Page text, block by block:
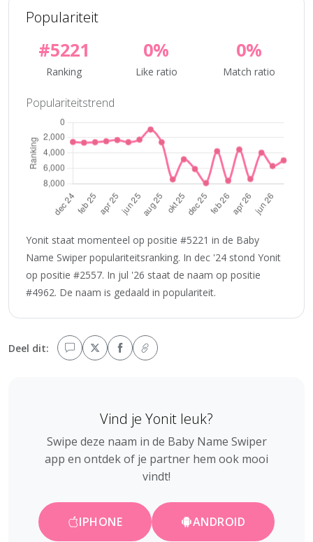
Populariteit
#5221
Ranking
0%
Like ratio
0%
Match ratio
Populariteitstrend
Yonit staat momenteel op positie #5221 in de Baby
Name Swiper populariteitsranking. In dec '24 stond Yonit
op positie #2557. In jul '26 staat de naam op positie
#4962. De naam is gedaald in populariteit.
Deel dit:
Vind je Yonit leuk?
Swipe deze naam in de Baby Name Swiper
app en ontdek of je partner hem ook mooi
vindt!
IPHONE ANDROID